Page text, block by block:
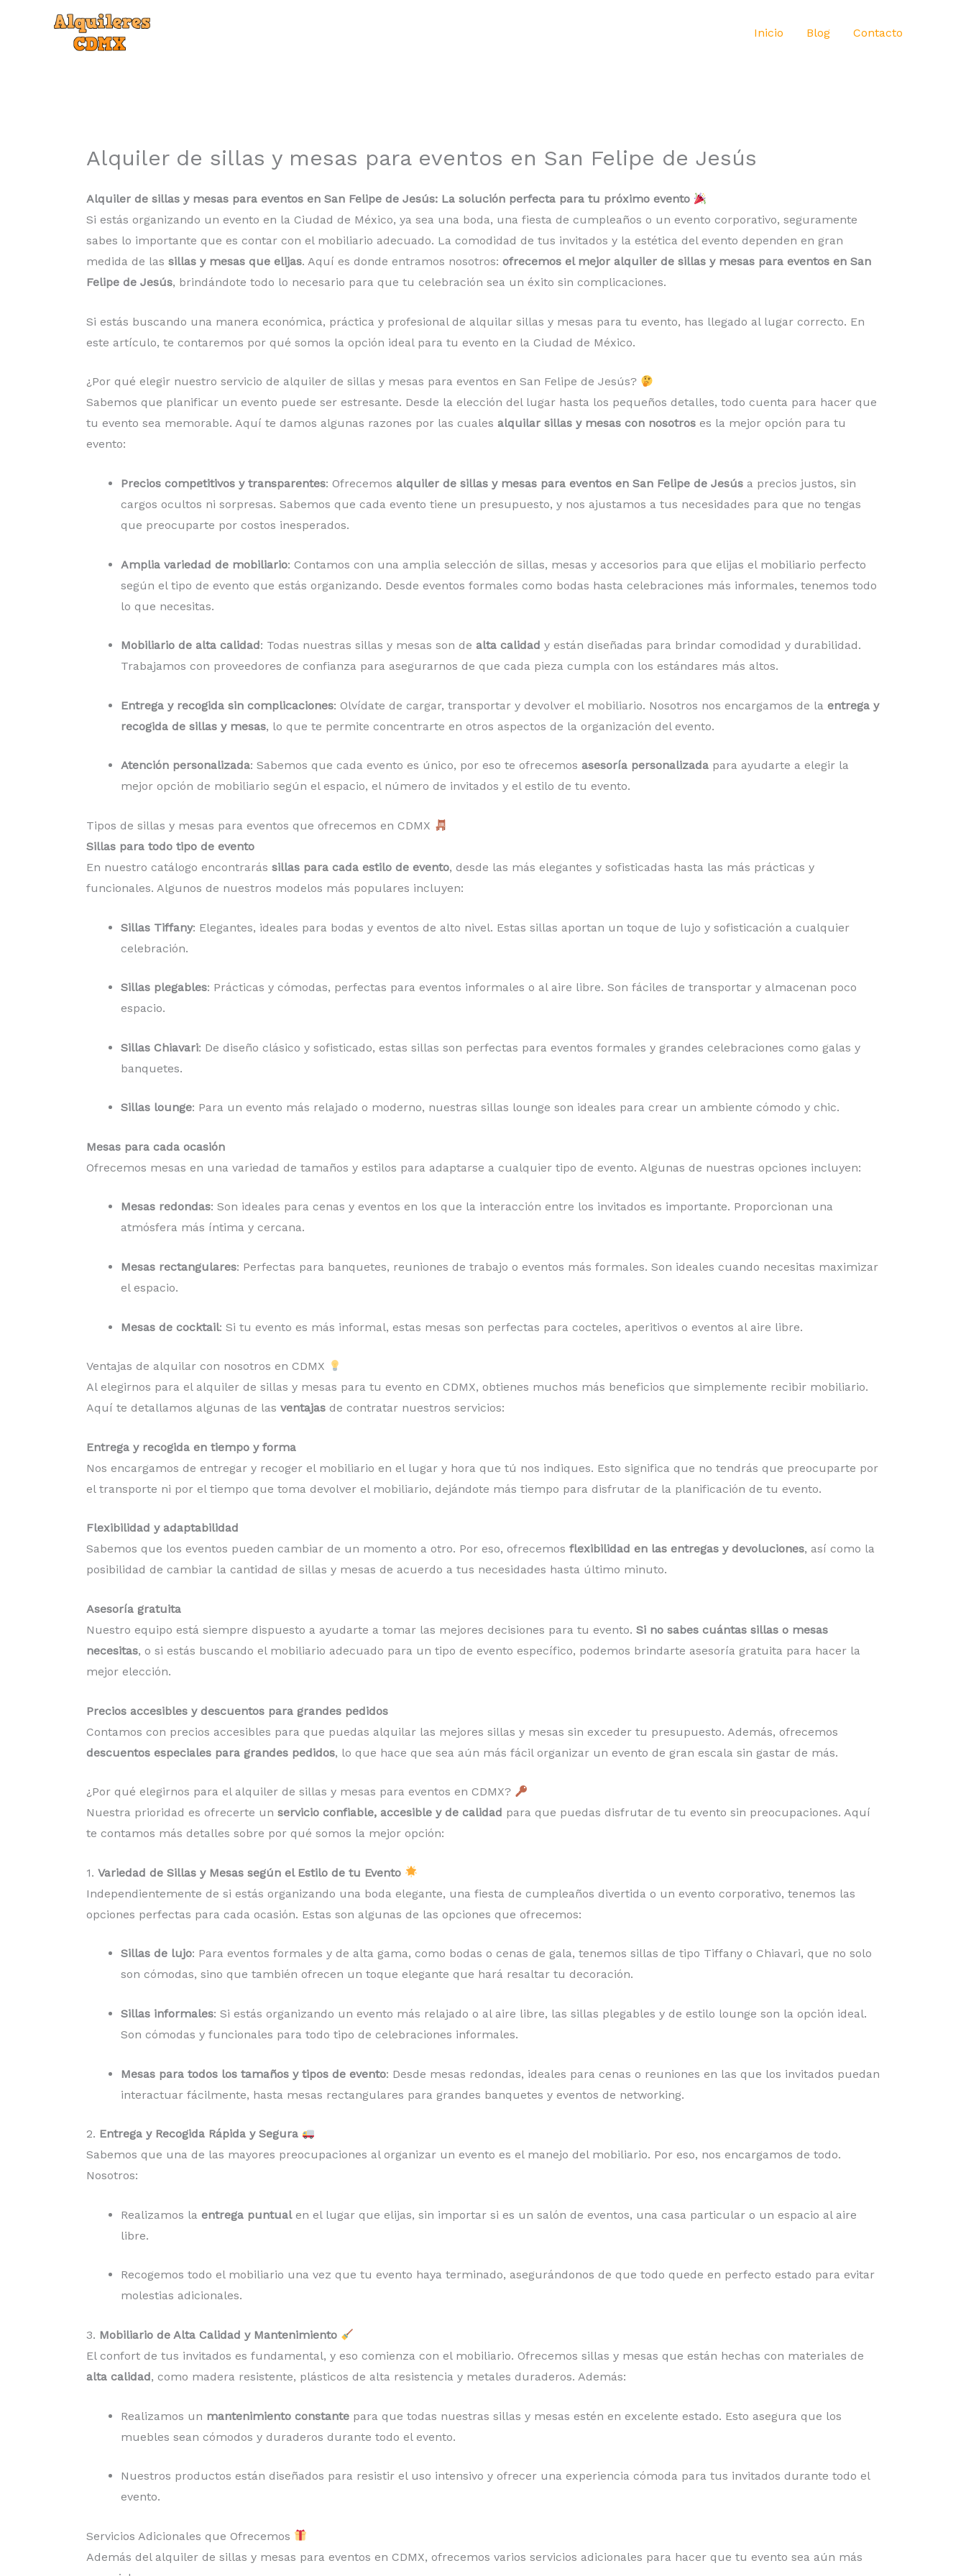
Inicio Blog Contacto
Alquiler de sillas y mesas para eventos en San Felipe de Jesús
Alquiler de sillas y mesas para eventos en San Felipe de Jesús: La solución perfecta para tu próximo evento
Si estás organizando un evento en la Ciudad de México, ya sea una boda, una fiesta de cumpleaños o un evento corporativo, seguramente
sabes lo importante que es contar con el mobiliario adecuado. La comodidad de tus invitados y la estética del evento dependen en gran
medida de las sillas y mesas que elijas. Aquí es donde entramos nosotros: ofrecemos el mejor alquiler de sillas y mesas para eventos en San
Felipe de Jesús, brindándote todo lo necesario para que tu celebración sea un éxito sin complicaciones.
Si estás buscando una manera económica, práctica y profesional de alquilar sillas y mesas para tu evento, has llegado al lugar correcto. En
este artículo, te contaremos por qué somos la opción ideal para tu evento en la Ciudad de México.
¿Por qué elegir nuestro servicio de alquiler de sillas y mesas para eventos en San Felipe de Jesús?
Sabemos que planificar un evento puede ser estresante. Desde la elección del lugar hasta los pequeños detalles, todo cuenta para hacer que
tu evento sea memorable. Aquí te damos algunas razones por las cuales alquilar sillas y mesas con nosotros es la mejor opción para tu
evento:
Precios competitivos y transparentes: Ofrecemos alquiler de sillas y mesas para eventos en San Felipe de Jesús a precios justos, sin
cargos ocultos ni sorpresas. Sabemos que cada evento tiene un presupuesto, y nos ajustamos a tus necesidades para que no tengas
que preocuparte por costos inesperados.
Amplia variedad de mobiliario: Contamos con una amplia selección de sillas, mesas y accesorios para que elijas el mobiliario perfecto
según el tipo de evento que estás organizando. Desde eventos formales como bodas hasta celebraciones más informales, tenemos todo
lo que necesitas.
Mobiliario de alta calidad: Todas nuestras sillas y mesas son de alta calidad y están diseñadas para brindar comodidad y durabilidad.
Trabajamos con proveedores de confianza para asegurarnos de que cada pieza cumpla con los estándares más altos.
Entrega y recogida sin complicaciones: Olvídate de cargar, transportar y devolver el mobiliario. Nosotros nos encargamos de la entrega y
recogida de sillas y mesas, lo que te permite concentrarte en otros aspectos de la organización del evento.
Atención personalizada: Sabemos que cada evento es único, por eso te ofrecemos asesoría personalizada para ayudarte a elegir la
mejor opción de mobiliario según el espacio, el número de invitados y el estilo de tu evento.
Tipos de sillas y mesas para eventos que ofrecemos en CDMX
Sillas para todo tipo de evento
En nuestro catálogo encontrarás sillas para cada estilo de evento, desde las más elegantes y sofisticadas hasta las más prácticas y
funcionales. Algunos de nuestros modelos más populares incluyen:
Sillas Tiffany: Elegantes, ideales para bodas y eventos de alto nivel. Estas sillas aportan un toque de lujo y sofisticación a cualquier
celebración.
Sillas plegables: Prácticas y cómodas, perfectas para eventos informales o al aire libre. Son fáciles de transportar y almacenan poco
espacio.
Sillas Chiavari: De diseño clásico y sofisticado, estas sillas son perfectas para eventos formales y grandes celebraciones como galas y
banquetes.
Sillas lounge: Para un evento más relajado o moderno, nuestras sillas lounge son ideales para crear un ambiente cómodo y chic.
Mesas para cada ocasión
Ofrecemos mesas en una variedad de tamaños y estilos para adaptarse a cualquier tipo de evento. Algunas de nuestras opciones incluyen:
Mesas redondas: Son ideales para cenas y eventos en los que la interacción entre los invitados es importante. Proporcionan una
atmósfera más íntima y cercana.
Mesas rectangulares: Perfectas para banquetes, reuniones de trabajo o eventos más formales. Son ideales cuando necesitas maximizar
el espacio.
Mesas de cocktail: Si tu evento es más informal, estas mesas son perfectas para cocteles, aperitivos o eventos al aire libre.
Ventajas de alquilar con nosotros en CDMX
Al elegirnos para el alquiler de sillas y mesas para tu evento en CDMX, obtienes muchos más beneficios que simplemente recibir mobiliario.
Aquí te detallamos algunas de las ventajas de contratar nuestros servicios:
Entrega y recogida en tiempo y forma
Nos encargamos de entregar y recoger el mobiliario en el lugar y hora que tú nos indiques. Esto significa que no tendrás que preocuparte por
el transporte ni por el tiempo que toma devolver el mobiliario, dejándote más tiempo para disfrutar de la planificación de tu evento.
Flexibilidad y adaptabilidad
Sabemos que los eventos pueden cambiar de un momento a otro. Por eso, ofrecemos flexibilidad en las entregas y devoluciones, así como la
posibilidad de cambiar la cantidad de sillas y mesas de acuerdo a tus necesidades hasta último minuto.
Asesoría gratuita
Nuestro equipo está siempre dispuesto a ayudarte a tomar las mejores decisiones para tu evento. Si no sabes cuántas sillas o mesas
necesitas, o si estás buscando el mobiliario adecuado para un tipo de evento específico, podemos brindarte asesoría gratuita para hacer la
mejor elección.
Precios accesibles y descuentos para grandes pedidos
Contamos con precios accesibles para que puedas alquilar las mejores sillas y mesas sin exceder tu presupuesto. Además, ofrecemos
descuentos especiales para grandes pedidos, lo que hace que sea aún más fácil organizar un evento de gran escala sin gastar de más.
¿Por qué elegirnos para el alquiler de sillas y mesas para eventos en CDMX?
Nuestra prioridad es ofrecerte un servicio confiable, accesible y de calidad para que puedas disfrutar de tu evento sin preocupaciones. Aquí
te contamos más detalles sobre por qué somos la mejor opción:
1. Variedad de Sillas y Mesas según el Estilo de tu Evento
Independientemente de si estás organizando una boda elegante, una fiesta de cumpleaños divertida o un evento corporativo, tenemos las
opciones perfectas para cada ocasión. Estas son algunas de las opciones que ofrecemos:
Sillas de lujo: Para eventos formales y de alta gama, como bodas o cenas de gala, tenemos sillas de tipo Tiffany o Chiavari, que no solo
son cómodas, sino que también ofrecen un toque elegante que hará resaltar tu decoración.
Sillas informales: Si estás organizando un evento más relajado o al aire libre, las sillas plegables y de estilo lounge son la opción ideal.
Son cómodas y funcionales para todo tipo de celebraciones informales.
Mesas para todos los tamaños y tipos de evento: Desde mesas redondas, ideales para cenas o reuniones en las que los invitados puedan
interactuar fácilmente, hasta mesas rectangulares para grandes banquetes y eventos de networking.
2. Entrega y Recogida Rápida y Segura
Sabemos que una de las mayores preocupaciones al organizar un evento es el manejo del mobiliario. Por eso, nos encargamos de todo.
Nosotros:
Realizamos la entrega puntualen el lugar que elijas, sin importar si es un salón de eventos, una casa particular o un espacio al aire
libre.
Recogemos todo el mobiliario una vez que tu evento haya terminado, asegurándonos de que todo quede en perfecto estado para evitar
molestias adicionales.
3. Mobiliario de Alta Calidad y Mantenimiento
El confort de tus invitados es fundamental, y eso comienza con el mobiliario. Ofrecemos sillas y mesas que están hechas con materiales de
alta calidad, como madera resistente, plásticos de alta resistencia y metales duraderos. Además:
Realizamos un mantenimiento constante para que todas nuestras sillas y mesas estén en excelente estado. Esto asegura que los
muebles sean cómodos y duraderos durante todo el evento.
Nuestros productos están diseñados para resistir el uso intensivo y ofrecer una experiencia cómoda para tus invitados durante todo el
evento.
Servicios Adicionales que Ofrecemos
Además del alquiler de sillas y mesas para eventos en CDMX, ofrecemos varios servicios adicionales para hacer que tu evento sea aún más